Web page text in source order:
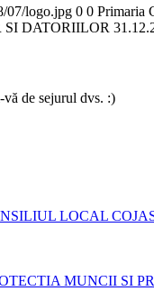
07/logo.jpg 0 0 Primaria
DATORIILOR
de sejurul dvs. :)
LOCAL
MUNCII SI